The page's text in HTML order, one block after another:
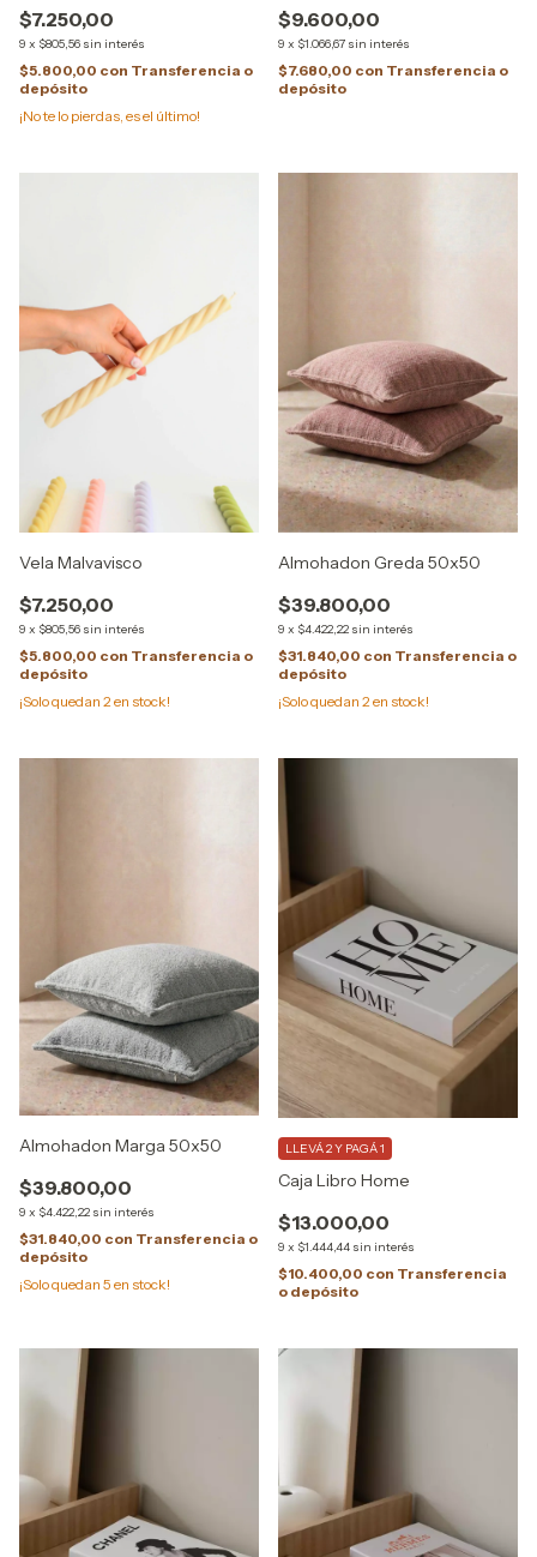
$7.250,00
9 x $805,56 sin interés
$5.800,00 con Transferencia o
depósito
¡No te lo pierdas, es el último!
$9.600,00
9 x $1.066,67 sin interés
$7.680,00 con Transferencia o
depósito
Vela Malvavisco
$7.250,00
9 x $805,56 sin interés
$5.800,00 con Transferencia o
depósito
¡Solo quedan 2 en stock!
Almohadon Greda 50x50
$39.800,00
9 x $4.422,22 sin interés
$31.840,00 con Transferencia o
depósito
¡Solo quedan 2 en stock!
Almohadon Marga 50x50
$39.800,00
9 x $4.422,22 sin interés
$31.840,00 con Transferencia o
depósito
¡Solo quedan 5 en stock!
Caja Libro Home
$13.000,00
9 x $1.444,44 sin interés
LLEVÁ 2 Y PAGÁ 1
$10.400,00 con Transferencia
o depósito